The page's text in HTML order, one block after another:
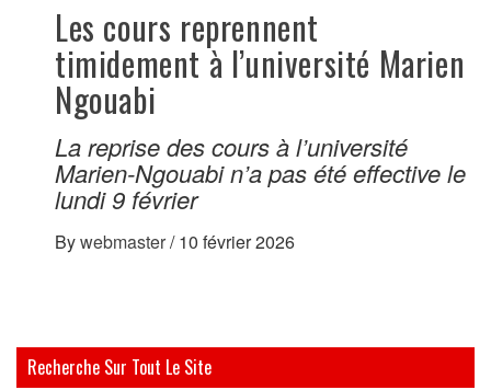
Les cours reprennent
timidement à l’université Marien
Ngouabi
La reprise des cours à l’université
Marien-Ngouabi n’a pas été effective le
lundi 9 février
Bywebmaster/ 10 février 2026
Recherche Sur Tout Le Site